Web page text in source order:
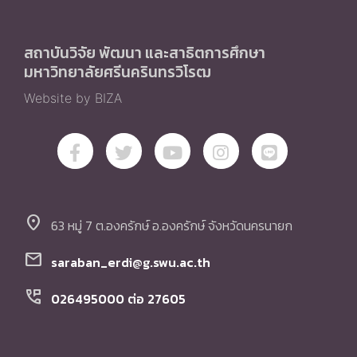
สถาบันวิจัย พัฒนา และสาธิตการศึกษา
มหาวิทยาลัยศรีนครินทรวิโรฒ
Website by BIZA
location_on 63 หมู่ 7 ต.องครักษ์ อ.องครักษ์ จังหวัดนครนายก
mail saraban_erdi@g.swu.ac.th
perm_phone_msg 026495000 ต่อ 27605